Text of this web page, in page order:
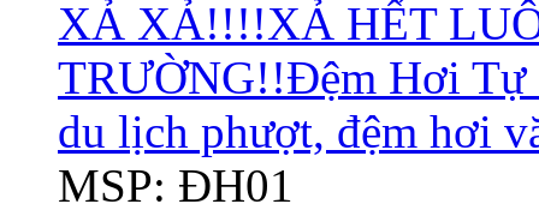
XẢ XẢ!!!!XẢ HẾT
TRƯỜNG!!Đệm Hơi Tự
du lịch phượt, đệm hơi
MSP: ĐH01